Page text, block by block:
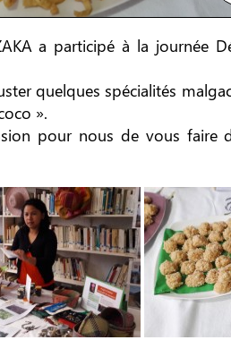
a participé à la journée
quelques spécialités
».
pour nous de vous